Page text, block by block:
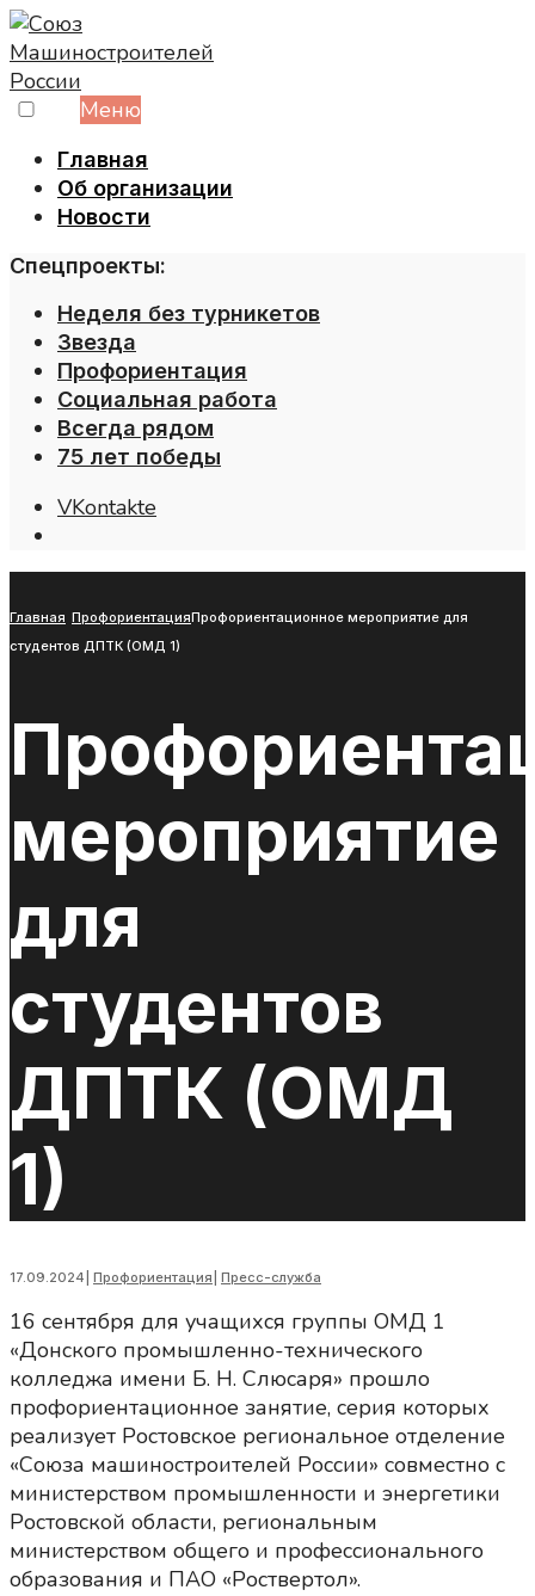
Skip
to
content
Меню
Главная
Об организации
Новости
Спецпроекты:
Неделя без турникетов
Звезда
Профориентация
Социальная работа
Всегда рядом
75 лет победы
VKontakte
Главная ПрофориентацияПрофориентационное мероприятие для
студентов ДПТК (ОМД 1)
мероприятие
для
студентов
ДПТК (ОМД
1)
17.09.2024 Профориентация Пресс-служба
16 сентября для учащихся группы ОМД 1
«Донского промышленно-технического
колледжа имени Б. Н. Слюсаря» прошло
профориентационное занятие, серия которых
реализует Ростовское региональное отделение
«Союза машиностроителей России» совместно с
министерством промышленности и энергетики
Ростовской области, региональным
министерством общего и профессионального
образования и ПАО «Роствертол».